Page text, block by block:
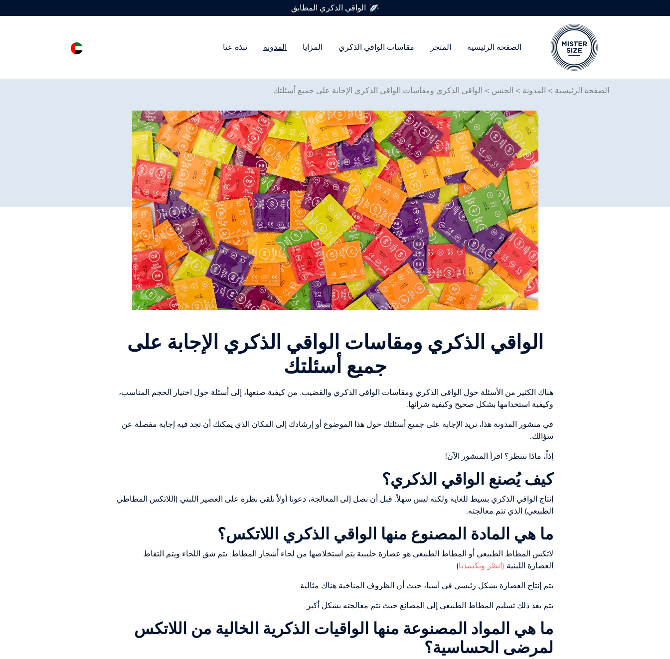
الصفحة الرئيسية المتجر مقاسات الواقي الذكري المزايا المدونة نبذة عنا
متوفر في 7 أحجام للواقي الذكري
الصفحة الرئيسية > المدونة > الجنس > الواقي الذكري ومقاسات الواقي الذكري الإجابة على جميع أسئلتك
الواقي الذكري ومقاسات الواقي الذكري الإجابة على
جميع أسئلتك
هناك الكثير من الأسئلة حول الواقي الذكري ومقاسات الواقي الذكري والقضيب. من كيفية صنعها، إلى أسئلة حول اختيار الحجم المناسب،
وكيفية استخدامها بشكل صحيح وكيفية شرائها.
في منشور المدونة هذا، نريد الإجابة على جميع أسئلتك حول هذا الموضوع أو إرشادك إلى المكان الذي يمكنك أن تجد فيه إجابة مفصلة عن
سؤالك.
إذاً، ماذا تنتظر؟ اقرأ المنشور الآن!
كيف يُصنع الواقي الذكري؟
إنتاج الواقي الذكري بسيط للغاية ولكنه ليس سهلاً. قبل أن نصل إلى المعالجة، دعونا أولاً نلقي نظرة على العصير اللبني (اللاتكس المطاطي
الطبيعي) الذي تتم معالجته.
ما هي المادة المصنوع منها الواقي الذكري اللاتكس؟
لاتكس المطاط الطبيعي أو المطاط الطبيعي هو عصارة حليبية يتم استخلاصها من لحاء أشجار المطاط. يتم شق اللحاء ويتم التقاط
العصارة اللبنية.(انظر ويكيبيديا)
يتم إنتاج العصارة بشكل رئيسي في آسيا، حيث أن الظروف المناخية هناك مثالية.
يتم بعد ذلك تسليم المطاط الطبيعي إلى المصانع حيث تتم معالجته بشكل أكبر.
ما هي المواد المصنوعة منها الواقيات الذكرية الخالية من اللاتكس
لمرضى الحساسية؟